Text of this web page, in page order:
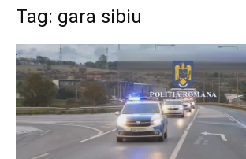
Tag: gara sibiu